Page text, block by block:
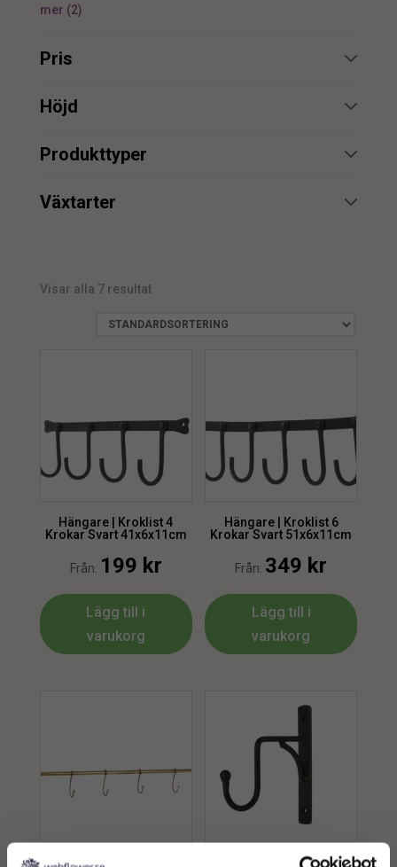
mer (2)
Pris
min.
min. max.
Höjd
min.
Produkttyper
Växtarter
Visar alla 7 resultat
Hängare | Kroklist 4
Krokar Svart 41x6x11cm
Från: 199 kr
Lägg till i
varukorg
Hängare | Kroklist 6
Krokar Svart 51x6x11cm
Från: 349 kr
Lägg till i
varukorg
Hängare | Kroklist G.Brun Hängare | Lyktkrok Vägg